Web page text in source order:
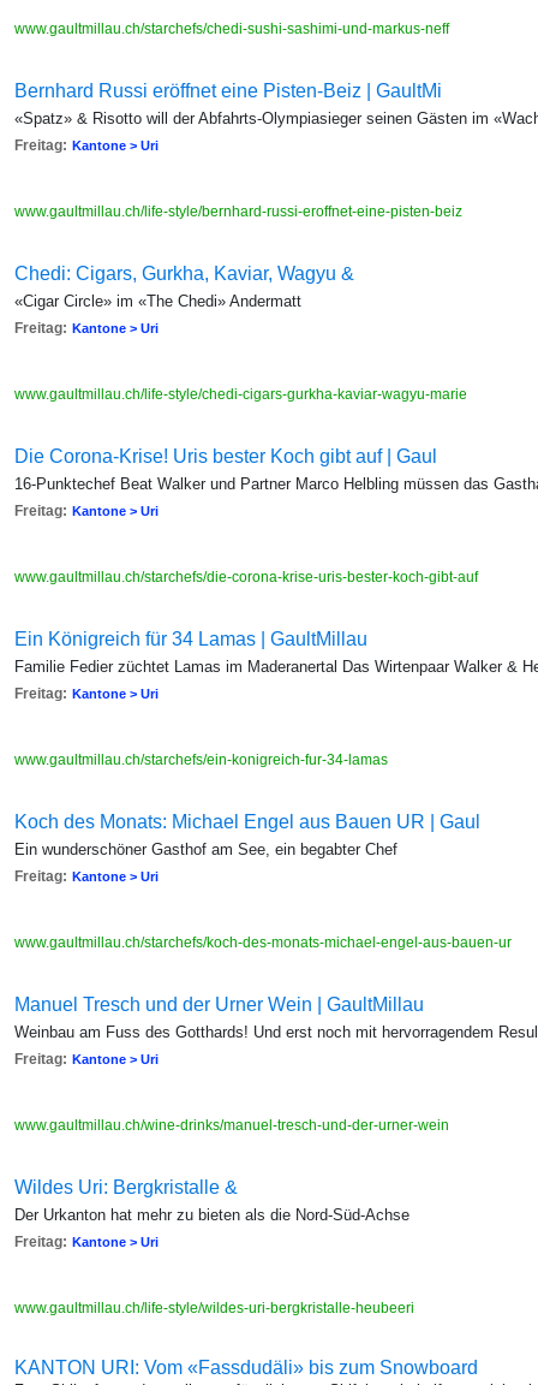
www.gaultmillau.ch/starchefs/chedi-sushi-sashimi-und-markus-neff
Bernhard Russi eröffnet eine Pisten-Beiz | GaultMi
«Spatz» & Risotto will der Abfahrts-Olympiasieger seinen Gästen im
Freitag: Kantone > Uri
www.gaultmillau.ch/life-style/bernhard-russi-eroffnet-eine-pisten-beiz
Chedi: Cigars, Gurkha, Kaviar, Wagyu &
«Cigar Circle» im «The Chedi» Andermatt
Freitag: Kantone > Uri
www.gaultmillau.ch/life-style/chedi-cigars-gurkha-kaviar-wagyu-marie
Die Corona-Krise! Uris bester Koch gibt auf | Gaul
16-Punktechef Beat Walker und Partner Marco Helbling müssen das
Freitag: Kantone > Uri
www.gaultmillau.ch/starchefs/die-corona-krise-uris-bester-koch-gibt-auf
Ein Königreich für 34 Lamas | GaultMillau
Familie Fedier züchtet Lamas im Maderanertal Das Wirtenpaar Walker &
Freitag: Kantone > Uri
www.gaultmillau.ch/starchefs/ein-konigreich-fur-34-lamas
Koch des Monats: Michael Engel aus Bauen UR | Gaul
Ein wunderschöner Gasthof am See, ein begabter Chef
Freitag: Kantone > Uri
www.gaultmillau.ch/starchefs/koch-des-monats-michael-engel-aus-bauen-ur
Manuel Tresch und der Urner Wein | GaultMillau
Weinbau am Fuss des Gotthards! Und erst noch mit hervorragendem
Freitag: Kantone > Uri
www.gaultmillau.ch/wine-drinks/manuel-tresch-und-der-urner-wein
Wildes Uri: Bergkristalle &
Der Urkanton hat mehr zu bieten als die Nord-Süd-Achse
Freitag: Kantone > Uri
www.gaultmillau.ch/life-style/wildes-uri-bergkristalle-heubeeri
KANTON URI: Vom «Fassdudäli» bis zum Snowboard